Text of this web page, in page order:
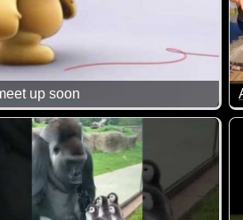
up soon
so schön, wenn man sich bald